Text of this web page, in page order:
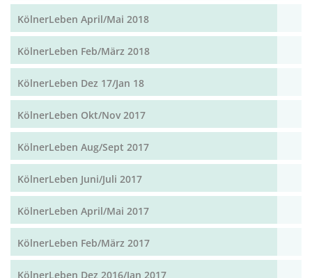
KölnerLeben April/Mai 2018
KölnerLeben Feb/März 2018
KölnerLeben Dez 17/Jan 18
KölnerLeben Okt/Nov 2017
KölnerLeben Aug/Sept 2017
KölnerLeben Juni/Juli 2017
KölnerLeben April/Mai 2017
KölnerLeben Feb/März 2017
KölnerLeben Dez 2016/Jan 2017